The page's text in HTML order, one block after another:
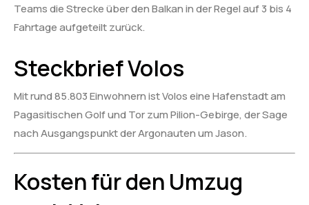
Teams die Strecke über den Balkan in der Regel auf 3 bis 4
Fahrtage aufgeteilt zurück.
Steckbrief Volos
Mit rund 85.803 Einwohnern ist Volos eine Hafenstadt am
Pagasitischen Golf und Tor zum Pilion-Gebirge, der Sage
nach Ausgangspunkt der Argonauten um Jason.
Kosten für den Umzug